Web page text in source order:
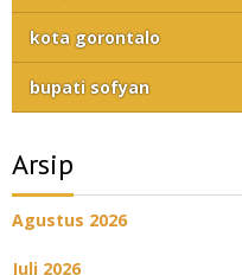
kota gorontalo
bupati sofyan
Arsip
Agustus 2026
Juli 2026